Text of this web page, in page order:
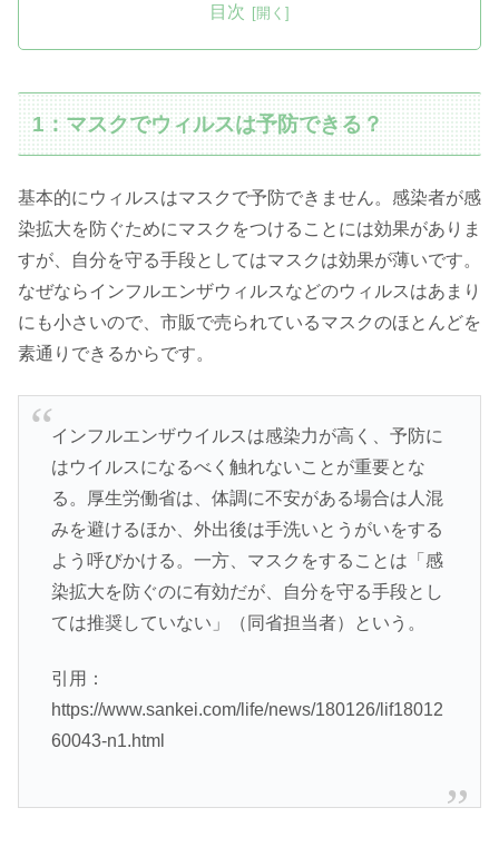
目次
1：マスクでウィルスは予防できる？
基本的にウィルスはマスクで予防できません。感染者が感
染拡大を防ぐためにマスクをつけることには効果がありま
すが、自分を守る手段としてはマスクは効果が薄いです。
なぜならインフルエンザウィルスなどのウィルスはあまり
にも小さいので、市販で売られているマスクのほとんどを
素通りできるからです。
インフルエンザウイルスは感染力が高く、予防に
はウイルスになるべく触れないことが重要とな
る。厚生労働省は、体調に不安がある場合は人混
みを避けるほか、外出後は手洗いとうがいをする
よう呼びかける。一方、マスクをすることは「感
染拡大を防ぐのに有効だが、自分を守る手段とし
ては推奨していない」（同省担当者）という。
引用：
https://www.sankei.com/life/news/180126/lif18012
60043-n1.html